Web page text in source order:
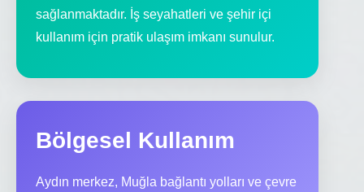
sağlanmaktadır. İş seyahatleri ve şehir içi
kullanım için pratik ulaşım imkanı sunulur.
Bölgesel Kullanım
Aydın merkez, Muğla bağlantı yolları ve çevre